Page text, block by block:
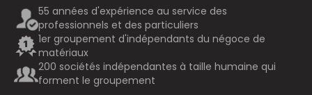
55 années d'expérience au service des
professionnels et des particuliers
1er groupement d'indépendants du négoce de
matériaux
200 sociétés indépendantes à taille humaine qui
forment le groupement